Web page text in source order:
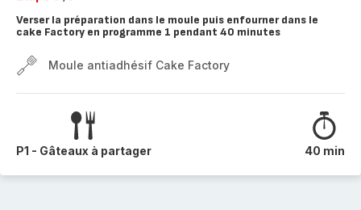
Verser la préparation dans le moule puis enfourner dans le
cake Factory en programme 1 pendant 40 minutes
Moule antiadhésif Cake Factory
P1 - Gâteaux à partager 40 min